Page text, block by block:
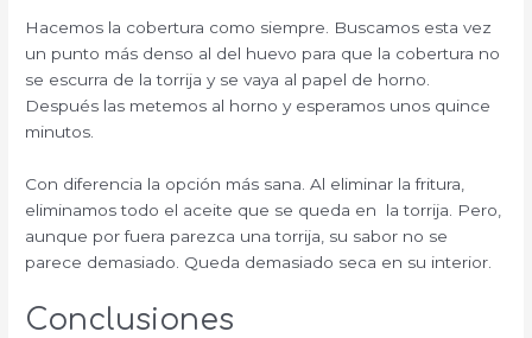
Hacemos la cobertura como siempre. Buscamos esta vez
un punto más denso al del huevo para que la cobertura no
se escurra de la torrija y se vaya al papel de horno.
Después las metemos al horno y esperamos unos quince
minutos.
Con diferencia la opción más sana. Al eliminar la fritura,
eliminamos todo el aceite que se queda en la torrija. Pero,
aunque por fuera parezca una torrija, su sabor no se
parece demasiado. Queda demasiado seca en su interior.
Conclusiones